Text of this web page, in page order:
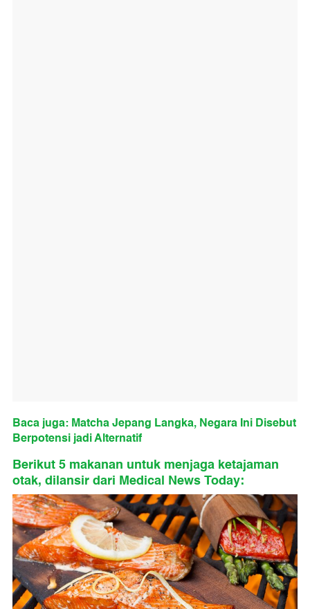
Baca juga: Matcha Jepang Langka, Negara Ini Disebut
Berpotensi jadi Alternatif
Berikut 5 makanan untuk menjaga ketajaman
otak, dilansir dari Medical News Today: